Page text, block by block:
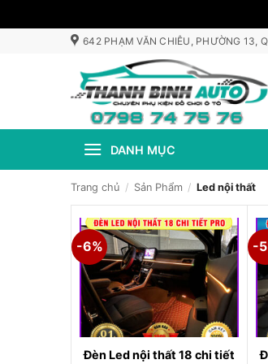
642 PHẠM VĂN CHIÊU, PHƯỜNG 13,
DANH MỤC
Trang chủ / Sản Phẩm / Led nội thất
-6%
Đèn Led nội thất 18 chi tiết
-